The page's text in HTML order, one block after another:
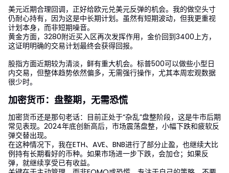
美元近期合理回调，正好给欧元兑美元反弹的机会。我的做空头寸
仍耐心持有，因为这是中长期计划。虽然有短期波动，但我更重视
计划本身，而非短期噪音。
黄金方面，3280附近买入区再次发挥作用，金价回到3400上方，
这证明明确的交易计划最终会获得回报。
股指方面近期较为清淡，鲜有重大机会。标普500可以做些小型日
内交易，但整体趋势依然偏多，无需强行操作，尤其本周宏观数据
很少时。
加密货币：盘整期，无需恐慌
加密货币还是那句老话：目前正处于“杂乱”盘整阶段，这是牛市后期
常见表现。2024年底创新高后，市场震荡盘整，小幅下跌和疲软反
弹交替出现。
在这种情况下，我在ETH、AVE、BNB进行了部分止盈，也继续大比
例持有长期看好的币种。如果市场进一步下跌，会加仓；如果反
弹，就继续享受已有收益。